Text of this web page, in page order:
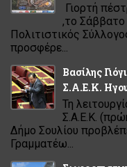
Γιορτή
,το
Πολιτιστικός
προσφέρε...
Βασίλης
Σ.Α.Ε.Κ.
Τη
Σ.Α.Ε.Κ.
Δήμο Σουλίου
Γραμματέω...